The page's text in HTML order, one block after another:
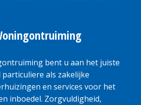
bent u aan het juiste
als zakelijke
en services voor het
inboedel. Zorgvuldigheid,